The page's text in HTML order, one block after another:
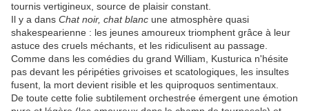
tournis vertigineux, source de plaisir constant.
Il y a dans Chat noir, chat blanc une atmosphère quasi
shakespearienne : les jeunes amoureux triomphent grâce à leur
astuce des cruels méchants, et les ridiculisent au passage.
Comme dans les comédies du grand William, Kusturica n'hésite
pas devant les péripéties grivoises et scatologiques, les insultes
fusent, la mort devient risible et les quiproquos sentimentaux.
De toute cette folie subtilement orchestrée émergent une émotion